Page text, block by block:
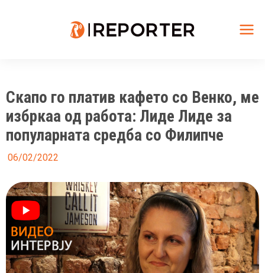
Скапо го платив кафето со Венко, ме
избркаа од работа: Лиде Лиде за
популарната средба со Филипче
06/02/2022